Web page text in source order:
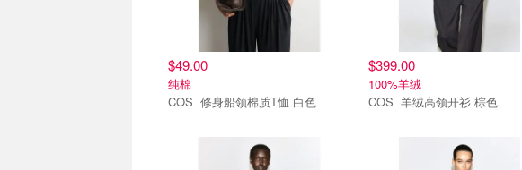
$49.00
纯棉
COS 修身船领棉质T恤 白色
$399.00
100%羊绒
COS 羊绒高领开衫 棕色